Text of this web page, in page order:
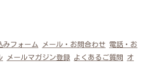
みフォーム メール・お問合わせ
電話・お
メールマガジン登録 よくあるご質問
オ